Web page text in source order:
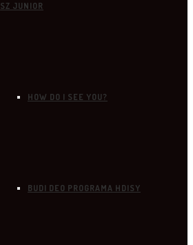
SZ JUNIOR
HOW DO I SEE YOU?
BUDI DEO PROGRAMA HDISY